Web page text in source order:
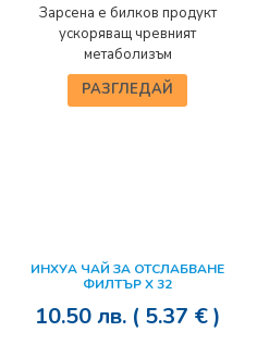
Зарсена е билков продукт
ускоряващ чревният
метаболизъм
РАЗГЛЕДАЙ
ИНХУА ЧАЙ ЗА ОТСЛАБВАНЕ
ФИЛТЪР Х 32
10.50лв. ( 5.37 € )